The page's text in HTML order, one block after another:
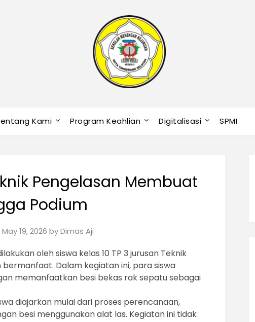
Kami Program Keahlian Digitalisasi SPMI
Pengelasan Membuat
Podium
May 19, 2026 byDimas Aji
oleh siswa kelas 10 TP 3 jurusan Teknik
Dalam kegiatan ini, para siswa
memanfaatkan besi bekas rak sepatu sebagai
diajarkan mulai dari proses perencanaan,
besi menggunakan alat las. Kegiatan ini tidak